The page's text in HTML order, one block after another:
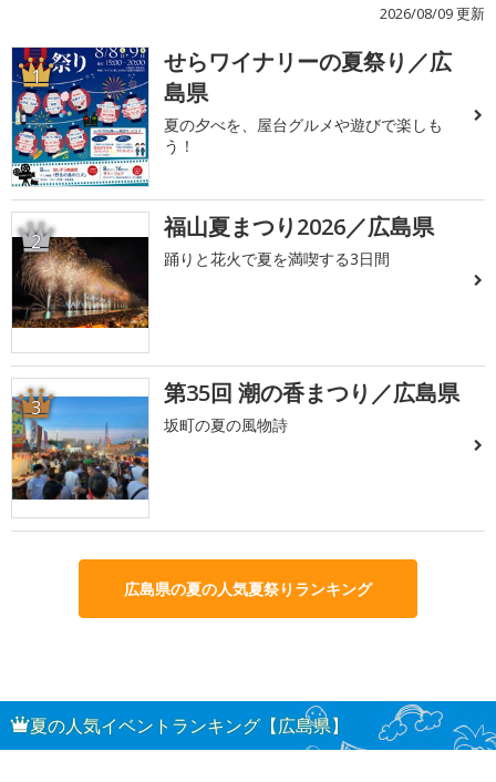
2026/08/09 更新
1
せらワイナリーの夏祭り／広
島県
夏の夕べを、屋台グルメや遊びで楽しも
う！
2 福山夏まつり2026／広島県
踊りと花火で夏を満喫する3日間
3 第35回 潮の香まつり／広島県
坂町の夏の風物詩
広島県の夏の人気夏祭りランキング
夏の人気イベントランキング【広島県】